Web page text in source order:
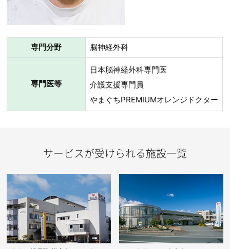
専門分野 脳神経外科
専門医等
日本脳神経外科専門医
介護支援専門員
やまぐちPREMIUMオレンジドクター
サービスが受けられる施設一覧